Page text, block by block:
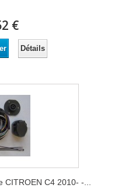
€
Détails
C4 2010- -...